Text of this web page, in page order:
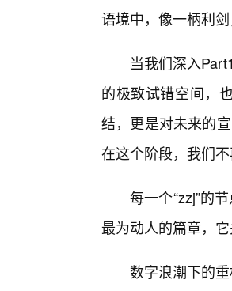
语境中，像一柄利
当我们深入
的极致试错空间，
结，更是对未来的
在这个阶段，我们
每一个“zzj”的
最为动人的篇章，
数字浪潮下的